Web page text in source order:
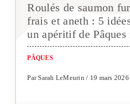
Roulés de saumon
frais et aneth : 5
un apéritif de Pâques
PÂQUES
Par Sarah LeMeurin / 19 mars 2026